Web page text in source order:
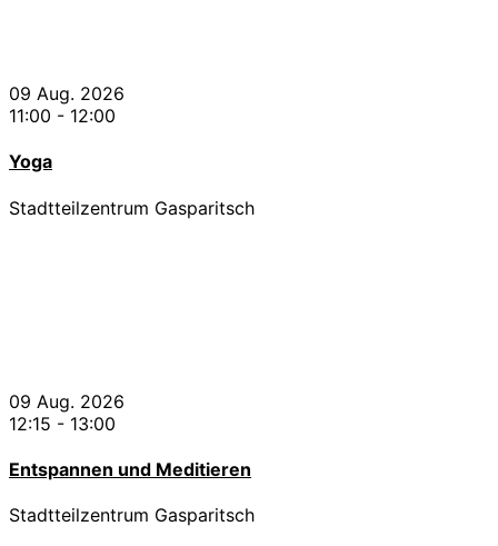
09 Aug. 2026
11:00 - 12:00
Yoga
Stadtteilzentrum Gasparitsch
09 Aug. 2026
12:15 - 13:00
Entspannen und Meditieren
Stadtteilzentrum Gasparitsch